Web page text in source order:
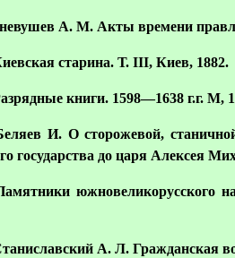
А. М. Акты времени
старина. Т.III, Киев, 1882.
книги. 1598—1638 г.г. М,
И. О сторожевой,
государства до царя Алексея
южновеликорусского
А. Л. Гражданская